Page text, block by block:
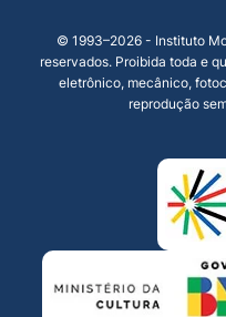
© 1993–2026 - Instituto
reservados. Proibida toda e
eletrônico, mecânico,
reprodução